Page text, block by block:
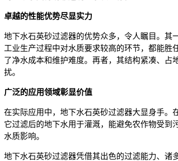
卓越的性能优势尽显实力
地下水石英砂过滤器的优势众多，令人瞩目。其
工业生产过程中对水质要求较高的环节，都能
了净水成本和维护难度。再者，其结构紧凑、占
扰。
广泛的应用领域彰显价值
在实际应用中，地下水石英砂过滤器大显身手。
它过滤后的地下水用于灌溉，能避免农作物受
水质影响。
地下水石英砂过滤器凭借其出色的过滤能力、诸